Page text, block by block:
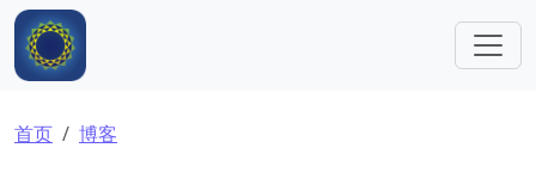
跳转到主要内容
面包屑
首页 博客